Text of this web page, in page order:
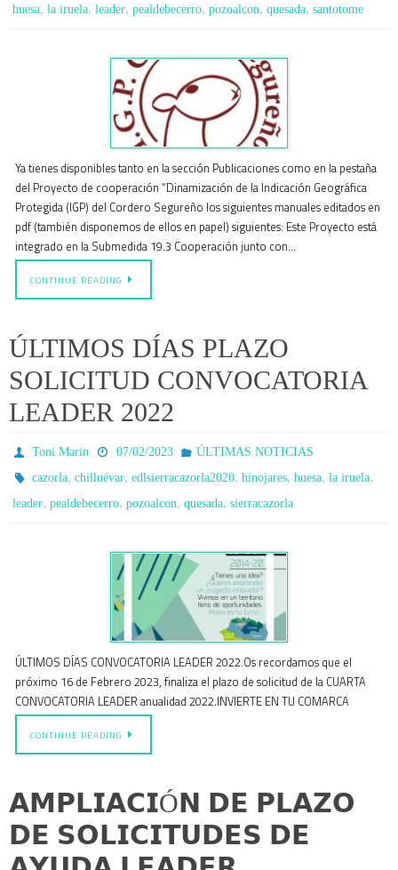
huesa, la iruela, leader, pealdebecerro, pozoalcon, quesada, santotome
Ya tienes disponibles tanto en la sección Publicaciones como en la pestaña
del Proyecto de cooperación “Dinamización de la Indicación Geográfica
Protegida (IGP) del Cordero Segureño los siguientes manuales editados en
pdf (también disponemos de ellos en papel) siguientes: Este Proyecto está
integrado en la Submedida 19.3 Cooperación junto con…
CONTINUE READING
ÚLTIMOS DÍAS PLAZO
SOLICITUD CONVOCATORIA
LEADER 2022
Toni Marin 07/02/2023
ÚLTIMAS NOTICIAS
cazorla,chilluévar,edlsierracazorla2020,hinojares,huesa,la iruela,
leader, pealdebecerro, pozoalcon, quesada, sierracazorla
ÚLTIMOS DÍAS CONVOCATORIA LEADER 2022.Os recordamos que el
próximo 16 de Febrero 2023, finaliza el plazo de solicitud de la CUARTA
CONVOCATORIA LEADER anualidad 2022.INVIERTE EN TU COMARCA
CONTINUE READING
𝗔𝗠𝗣𝗟𝗜𝗔𝗖𝗜Ó𝗡 𝗗𝗘 𝗣𝗟𝗔𝗭𝗢
𝗗𝗘 𝗦𝗢𝗟𝗜𝗖𝗜𝗧𝗨𝗗𝗘𝗦 𝗗𝗘